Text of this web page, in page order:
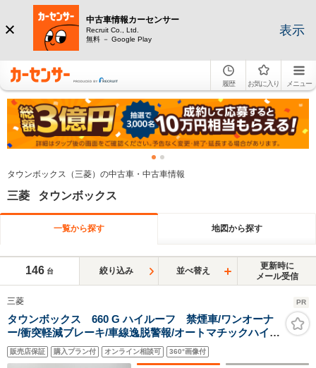
中古車情報カーセンサー
Recruit Co., Ltd.
無料 － Google Play
表示
履歴 お気に入り メニュー
タウンボックス（三菱）の中古車・中古車情報
三菱 タウンボックス
一覧から探す 地図から探す
146 台 絞り込み 並べ替え
更新時に
メール受信
三菱 PR
タウンボックス 660 G ハイルーフ 禁煙車/ワンオーナ
ー/衝突軽減ブレーキ/車線逸脱警報/オートマチックハイビ
ーム/SDナビ/Bluetooth/CD/DVD/バックカメラ/パワース
ライドドア/シートヒーター/ドライブレコーダー
販売店保証 購入プラン付 オンライン相談可 360°画像付